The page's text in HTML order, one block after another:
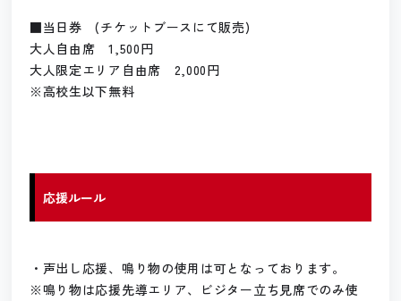
■当日券 (チケットブースにて販売)
大人自由席 1,500円
大人限定エリア自由席 2,000円
※高校生以下無料
応援ルール
・声出し応援、鳴り物の使用は可となっております。
※鳴り物は応援先導エリア、ビジター立ち見席でのみ使